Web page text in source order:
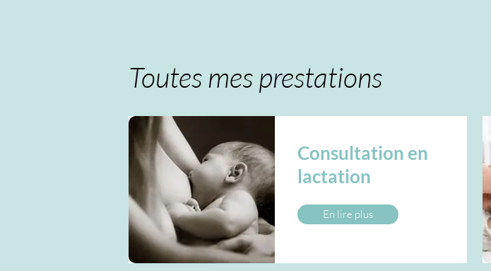
Toutes mes prestations
Consultation en
lactation
En lire plus